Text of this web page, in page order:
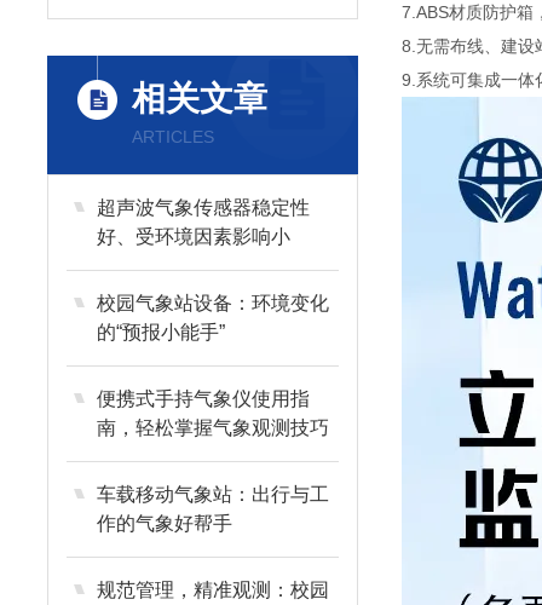
相关文章
ARTICLES
超声波气象传感器稳定性
好、受环境因素影响小
校园气象站设备：环境变化
的“预报小能手”
便携式手持气象仪使用指
南，轻松掌握气象观测技巧
车载移动气象站：出行与工
作的气象好帮手
规范管理，精准观测：校园
7.ABS材质防护箱
8.无需布线、建设
9.系统可集成一体